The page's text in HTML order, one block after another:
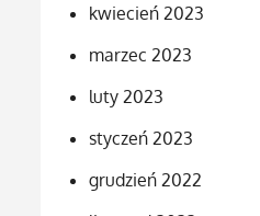
kwiecień 2023
marzec 2023
luty 2023
styczeń 2023
grudzień 2022